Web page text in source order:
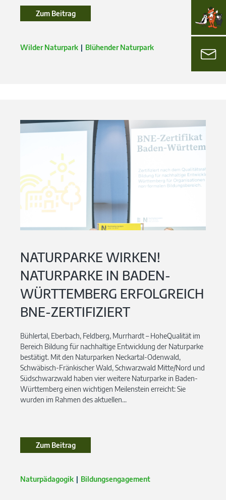
Zum BeitragZum Beitrag
Wilder Naturpark Blühender Naturpark
NATURPARKE WIRKEN!
NATURPARKE IN BADEN-
WÜRTTEMBERG ERFOLGREICH
BNE-ZERTIFIZIERT
Bühlertal, Eberbach, Feldberg, Murrhardt – HoheQualität im
Bereich Bildung für nachhaltige Entwicklung der Naturparke
bestätigt. Mit den Naturparken Neckartal-Odenwald,
Schwäbisch-Fränkischer Wald, Schwarzwald Mitte/Nord und
Südschwarzwald haben vier weitere Naturparke in Baden-
Württemberg einen wichtigen Meilenstein erreicht: Sie
wurden im Rahmen des aktuellen...
Zum BeitragZum Beitrag
Naturpädagogik Bildungsengagement